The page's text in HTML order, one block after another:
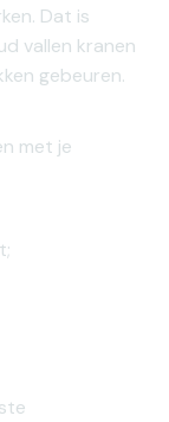
Dat is
vallen kranen
gebeuren.
met je